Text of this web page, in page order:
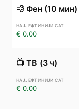
💨 Фен (10 мин)
€ 0.00
📺 ТВ (3 ч)
€ 0.00